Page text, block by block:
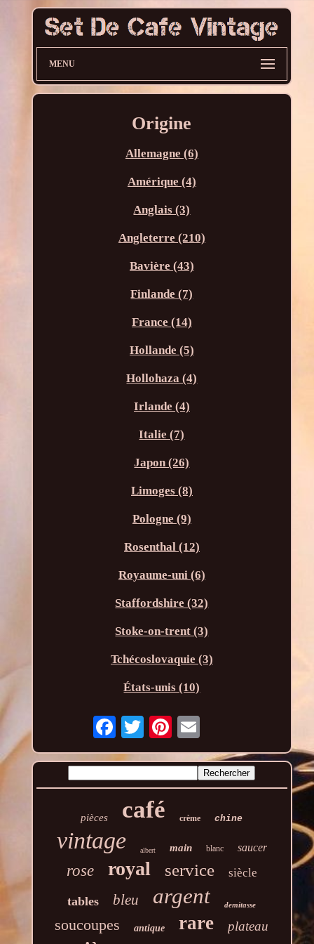
MENU
Origine
Allemagne (6)
Amérique (4)
Anglais (3)
Angleterre (210)
Bavière (43)
Finlande (7)
France (14)
Hollande (5)
Hollohaza (4)
Irlande (4)
Italie (7)
Japon (26)
Limoges (8)
Pologne (9)
Rosenthal (12)
Royaume-uni (6)
Staffordshire (32)
Stoke-on-trent (3)
Tchécoslovaquie (3)
États-unis (10)
pièces café crème chine
vintage albert main blanc saucer
rose royal service siècle
tables bleu argent demitasse
soucoupes antique rare plateau